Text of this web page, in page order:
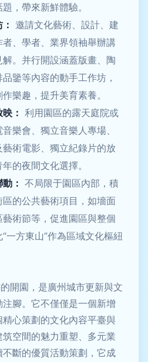
，帶來新鮮體驗。
邀請文化藝術、設計、建
、學者、業界領袖舉辦講
。并行開設涵蓋版畫、陶
鑒等內容的動手工作坊，
樂趣，提升美育素養。
： 利用園區的露天庭院或
樂會、獨立音樂人專場、
術電影、獨立紀錄片的放
的夜間文化選擇。
： 不局限于園區內部，積
的公共藝術項目，如墻面
術節等，促進園區與整個
一方東山”作為區域文化樞紐
開園，是廣州城市更新與文
腳。它不僅僅是一個新增
心策劃的文化內容平臺與
空間的魅力重塑、多元業
斷的優質活動策劃，它成